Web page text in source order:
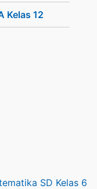
Kelas 12
SD Kelas 6